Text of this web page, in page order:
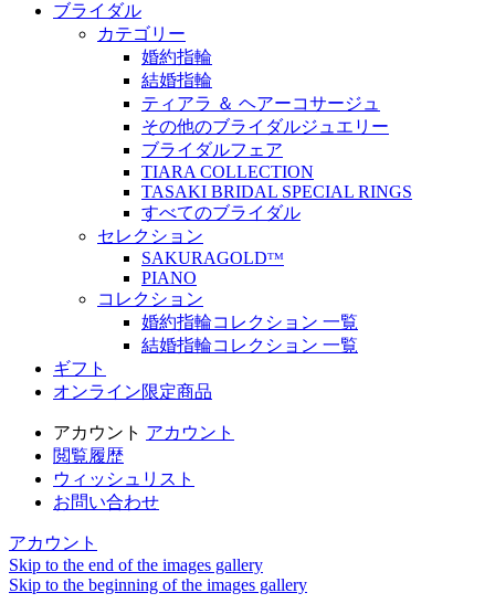
ブライダル
カテゴリー
婚約指輪
結婚指輪
ティアラ ＆ ヘアーコサージュ
その他のブライダルジュエリー
ブライダルフェア
TIARA COLLECTION
TASAKI BRIDAL SPECIAL RINGS
すべてのブライダル
セレクション
SAKURAGOLDᵀᴹ
PIANO
コレクション
婚約指輪コレクション 一覧
結婚指輪コレクション 一覧
ギフト
オンライン限定商品
アカウント アカウント
閲覧履歴
ウィッシュリスト
お問い合わせ
アカウント
Skip to the end of the images gallery
Skip to the beginning of the images gallery